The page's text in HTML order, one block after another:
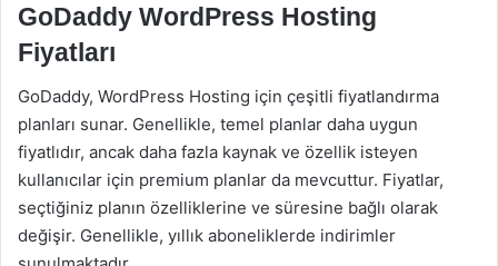
GoDaddy WordPress Hosting
Fiyatları
GoDaddy, WordPress Hosting için çeşitli fiyatlandırma
planları sunar. Genellikle, temel planlar daha uygun
fiyatlıdır, ancak daha fazla kaynak ve özellik isteyen
kullanıcılar için premium planlar da mevcuttur. Fiyatlar,
seçtiğiniz planın özelliklerine ve süresine bağlı olarak
değişir. Genellikle, yıllık aboneliklerde indirimler